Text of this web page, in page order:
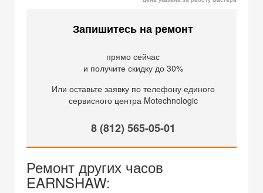
Запишитесь на ремонт
прямо сейчас
и получите скидку до 30%
Или оставьте заявку по телефону единого
сервисного центра Motechnologic
8 (812) 565-05-01
Ремонт других часов
EARNSHAW: